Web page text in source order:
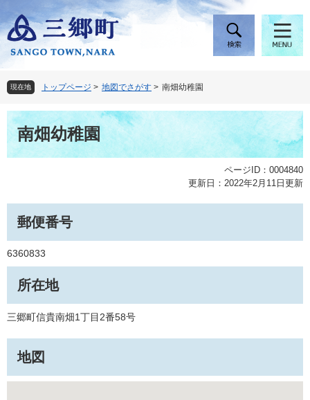
ー
ジ
頭
で
す
ニ
ュ
飛
ば
し
現在地 トップページ > 地図でさがす > 南畑幼稚園
本
文南畑幼稚園
ページID：0004840
更新日：2022年2月11日更新
郵便番号
6360833
所在地
三郷町信貴南畑1丁目2番58号
地図